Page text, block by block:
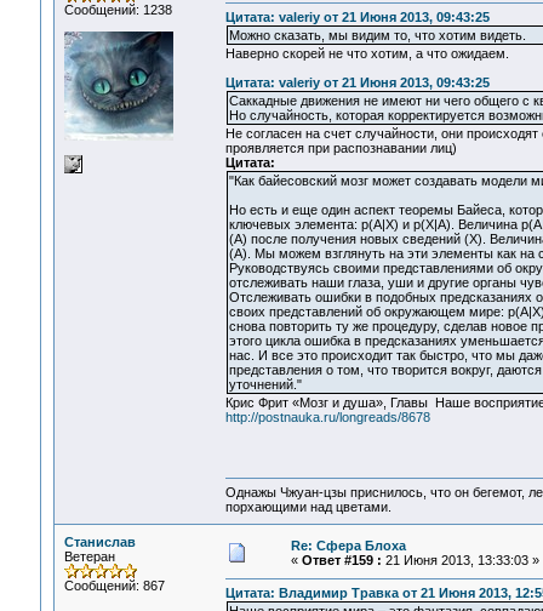
Сообщений: 1238
Цитата: valeriy от 21 Июня 2013, 09:43:25
Можно сказать, мы видим то, что хотим видеть.
Наверно скорей не что хотим, а что ожидаем.
Цитата: valeriy от 21 Июня 2013, 09:43:25
Саккадные движения не имеют ни чего общего с
Но случайность, которая корректируется
Не согласен на счет случайности, они
проявляется при распознавании лиц)
Цитата:
"Как байесовский мозг может создавать модели
Но есть и еще один аспект теоремы Байеса,
ключевых элемента: p(A|X) и p(X|A). Величина
(A) после получения новых сведений (X).
(A). Мы можем взглянуть на эти элементы как на
Руководствуясь своими представлениями об
отслеживать наши глаза, уши и другие органы
Отслеживать ошибки в подобных предсказаниях
своих представлений об окружающем мире:
снова повторить ту же процедуру, сделав новое
этого цикла ошибка в предсказаниях
нас. И все это происходит так быстро, что мы
представления о том, что творится вокруг,
уточнений."
Крис Фрит «Мозг и душа», Главы Наше
http://postnauka.ru/longreads/8678
Однажы Чжуан-цзы приснилось, что он бегемот,
порхающими над цветами.
Станислав
Ветеран
Сообщений: 867
Re: Сфера Блоха
« Ответ #159 : 21 Июня 2013, 13:33:03 »
Цитата: Владимир Травка от 21 Июня 2013,